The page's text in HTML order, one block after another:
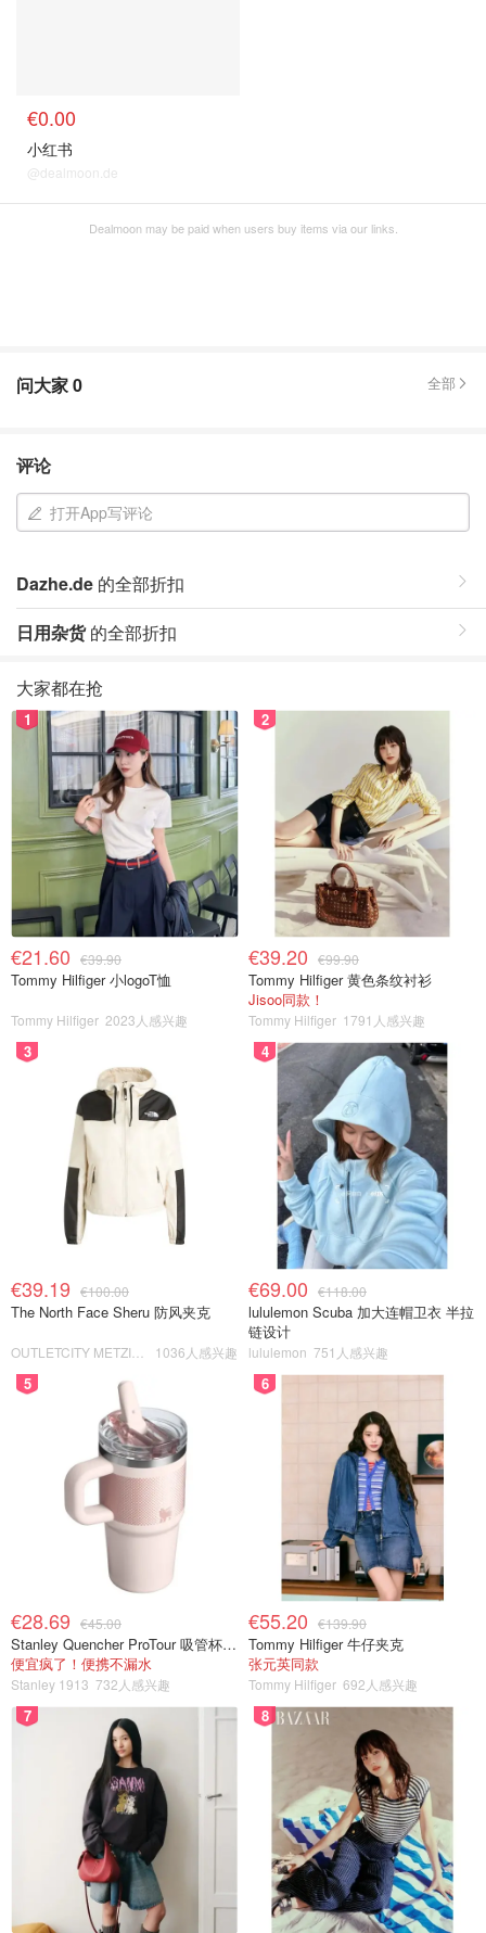
€0.00
小红书
@dealmoon.de
Dealmoon may be paid when users buy items via our links.
问大家0 全部
评论
打开App写评论
Dazhe.de 的全部折扣
日用杂货的全部折扣
大家都在抢
1
€21.60 €39.90
Tommy Hilfiger 小logoT恤
Tommy Hilfiger 2023人感兴趣
2
€39.20 €99.90
Tommy Hilfiger 黄色条纹衬衫
Jisoo同款！
Tommy Hilfiger 1791人感兴趣
3
€39.19 €100.00
The North Face Sheru 防风夹克
1036人感兴趣
4
€69.00 €118.00
lululemon Scuba 加大连帽卫衣 半拉
链设计
lululemon 751人感兴趣
5
€28.69 €45.00
Stanley Quencher ProTour 吸管杯 0.59L
便宜疯了！便携不漏水
Stanley 1913 732人感兴趣
6
€55.20 €139.90
Tommy Hilfiger 牛仔夹克
张元英同款
Tommy Hilfiger 692人感兴趣
7 8